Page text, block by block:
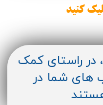
کنید
در راستای کمک
های شما در